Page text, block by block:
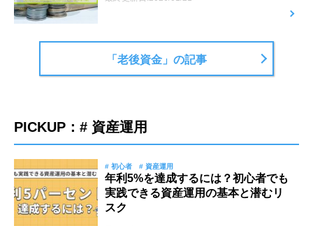
「老後資金」の記事
PICKUP：# 資産運用
# 初心者 # 資産運用
年利5%を達成するには？初心者でも
実践できる資産運用の基本と潜むリ
スク